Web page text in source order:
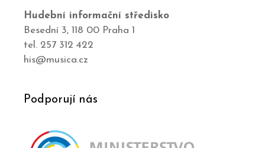
Hudební informační středisko
Besední 3, 118 00 Praha 1
tel. 257 312 422
his@musica.cz
Podporují nás